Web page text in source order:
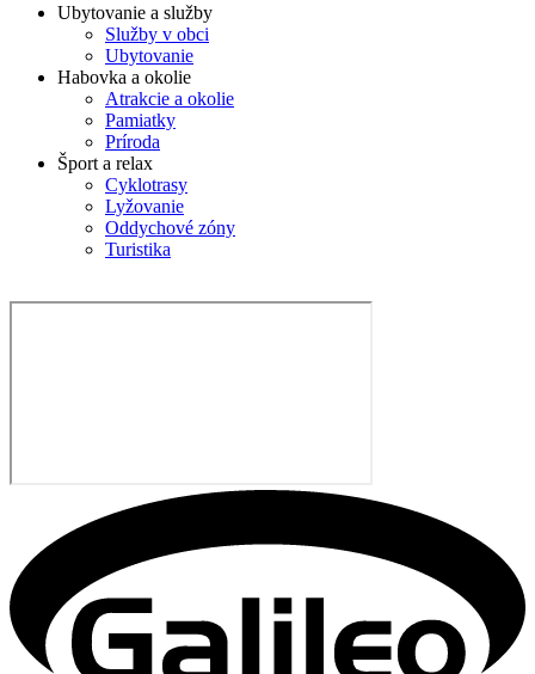
Ubytovanie a služby
Služby v obci
Ubytovanie
Habovka a okolie
Atrakcie a okolie
Pamiatky
Príroda
Šport a relax
Cyklotrasy
Lyžovanie
Oddychové zóny
Turistika